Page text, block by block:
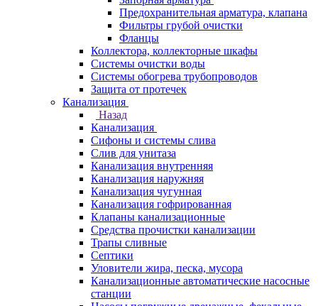
Предохранительная арматура, клапана
Фильтры грубой очистки
Фланцы
Коллектора, коллекторные шкафы
Системы очистки воды
Системы обогрева трубопроводов
Защита от протечек
Канализация
Назад
Канализация
Сифоны и системы слива
Слив для унитаза
Канализация внутренняя
Канализация наружняя
Канализация чугунная
Канализация гофрированная
Клапаны канализационные
Средства прочистки канализации
Трапы сливные
Септики
Уловители жира, песка, мусора
Канализационные автоматические насосные
станции